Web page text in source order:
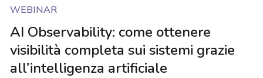
WEBINAR
AI Observability: come ottenere
visibilità completa sui sistemi grazie
all’intelligenza artificiale